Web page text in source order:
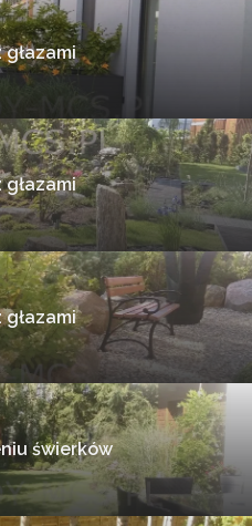
głazami
głazami
głazami
świerków